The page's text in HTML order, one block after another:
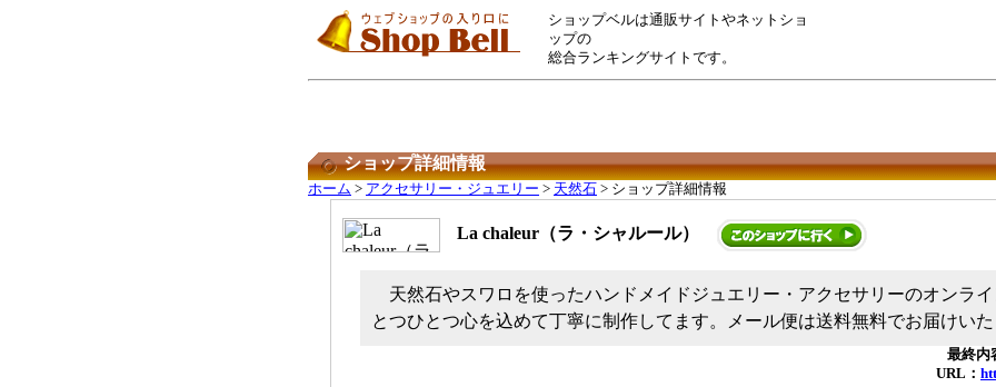
ショップベルは通販サイトやネットショ
ップの
総合ランキングサイトです。
ショップ詳細情報
ホーム > アクセサリー・ジュエリー > 天然石 > ショップ詳細情報
La chaleur（ラ・シャルール）
天然石やスワロを使ったハンドメイドジュエリー・アクセサリーのオンラ
とつひとつ心を込めて丁寧に制作してます。メール便は送料無料でお届けいた
最終内
URL：